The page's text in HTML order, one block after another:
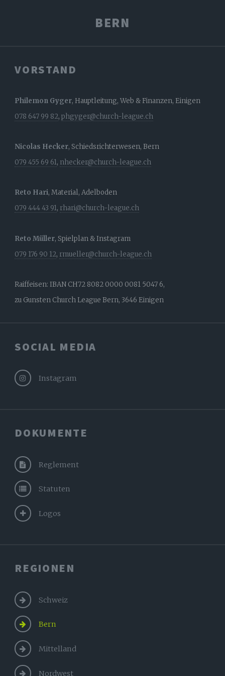
BERN
VORSTAND
Philemon Gyger, Hauptleitung, Web & Finanzen, Einigen
078 647 99 82,phgyger@church-league.ch
Nicolas Hecker, Schiedsrichterwesen, Bern
079 455 69 61, nhecker@church-league.ch
Reto Hari, Material, Adelboden
079 444 43 91, rhari@church-league.ch
Reto Müller, Spielplan & Instagram
079 176 90 12, rmueller@church-league.ch
Raiffeisen: IBAN CH72 8082 0000 0081 5047 6,
zu Gunsten Church League Bern, 3646 Einigen
SOCIAL MEDIA
Instagram
DOKUMENTE
Reglement
Statuten
Logos
REGIONEN
Schweiz
Bern
Mittelland
Nordwest